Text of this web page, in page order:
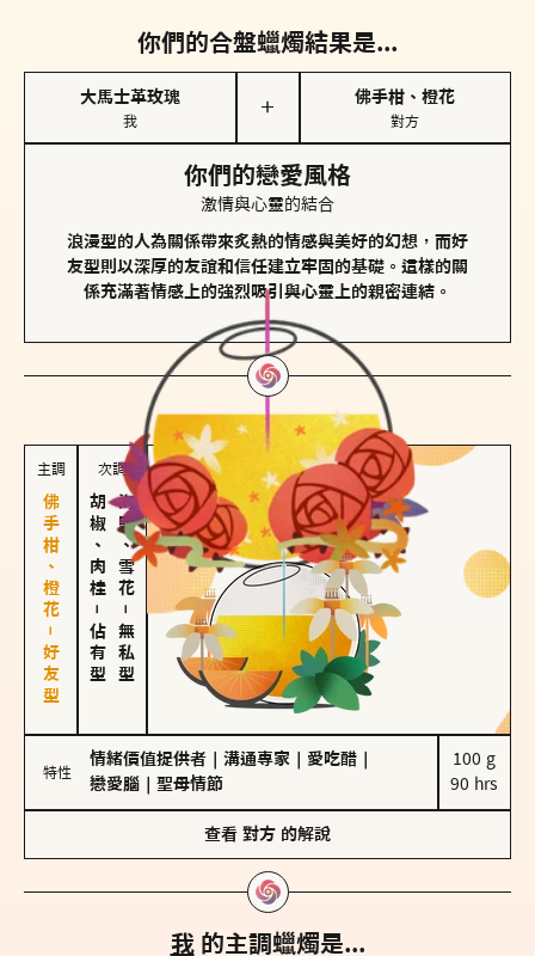
你們的合盤蠟燭結果是...
大馬士革玫瑰
我
＋
佛手柑、橙花
對方
你們的戀愛風格
激情與心靈的結合
浪漫型的人為關係帶來炙熱的情感與美好的幻想，而好
友型則以深厚的友誼和信任建立牢固的基礎。這樣的關
係充滿著情感上的強烈吸引與心靈上的親密連結。
對方的主調蠟燭是...
主調
佛手柑、橙花－好友型
次調
胡椒、肉桂
－
佔有型
海鹽、雪花
－
無私型
特性
情緒價值提供者 溝通專家 愛吃醋
戀愛腦
聖母情節
100 g
90 hrs
查看 對方 的解說
我 的主調蠟燭是...